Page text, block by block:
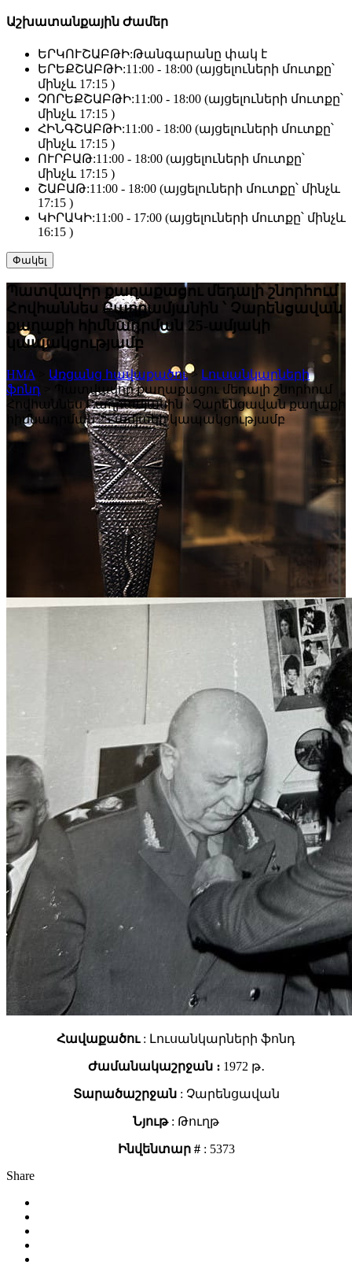
Աշխատանքային Ժամեր
ԵՐԿՈՒՇԱԲԹԻ:Թանգարանը փակ է
ԵՐԵՔՇԱԲԹԻ:11:00 - 18:00 (այցելուների մուտքը՝
մինչև 17:15 )
ՉՈՐԵՔՇԱԲԹԻ:11:00 - 18:00 (այցելուների մուտքը՝
մինչև 17:15 )
ՀԻՆԳՇԱԲԹԻ:11:00 - 18:00 (այցելուների մուտքը՝
մինչև 17:15 )
ՈՒՐԲԱԹ:11:00 - 18:00 (այցելուների մուտքը՝
մինչև 17:15 )
ՇԱԲԱԹ:11:00 - 18:00 (այցելուների մուտքը՝ մինչև
17:15 )
ԿԻՐԱԿԻ:11:00 - 17:00 (այցելուների մուտքը՝ մինչև
16:15 )
Փակել
Պատվավոր քաղաքացու մեդալի շնորհում
Հովհաննես Բաղրամյանին ՝ Չարենցավան
քաղաքի հիմնադրման 25-ամյակի
կապակցությամբ
HMA Առցանց հավաքածու> Լուսանկարների
ֆոնդ
Պատվավոր քաղաքացու մեդալի շնորհում
Հովհաննես Բաղրամյանին ՝ Չարենցավան քաղաքի
հիմնադրման 25-ամյակի կապակցությամբ
Հավաքածու: Լուսանկարների ֆոնդ
Ժամանակաշրջան ։ 1972 թ․
Տարածաշրջան: Չարենցավան
Նյութ: Թուղթ
Ինվենտար #: 5373
Share